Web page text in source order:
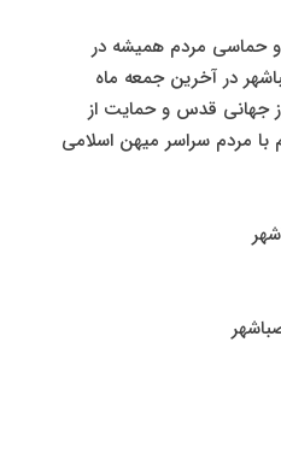
و حماسی مردم همیشه در
در آخرین جمعه ماه
جهانی قدس و حمایت از
مردم سراسر میهن اسلامی